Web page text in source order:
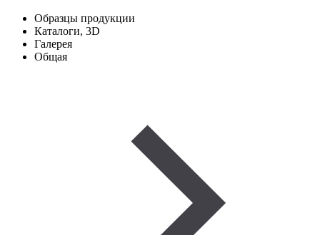
Образцы продукции
Каталоги, 3D
Галерея
Общая